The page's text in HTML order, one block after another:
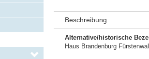
Beschreibung
Alternative/historische
Haus Brandenburg